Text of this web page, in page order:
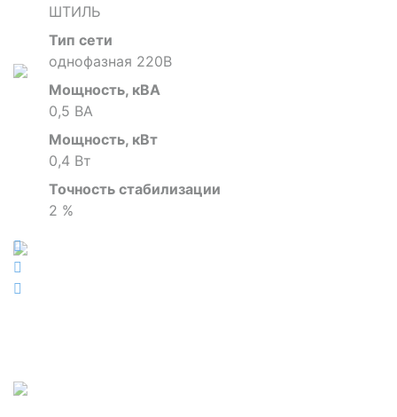
ШТИЛЬ
Тип сети
однофазная 220В
Мощность, кВА
0,5 ВА
Мощность, кВт
0,4 Вт
Точность стабилизации
2 %